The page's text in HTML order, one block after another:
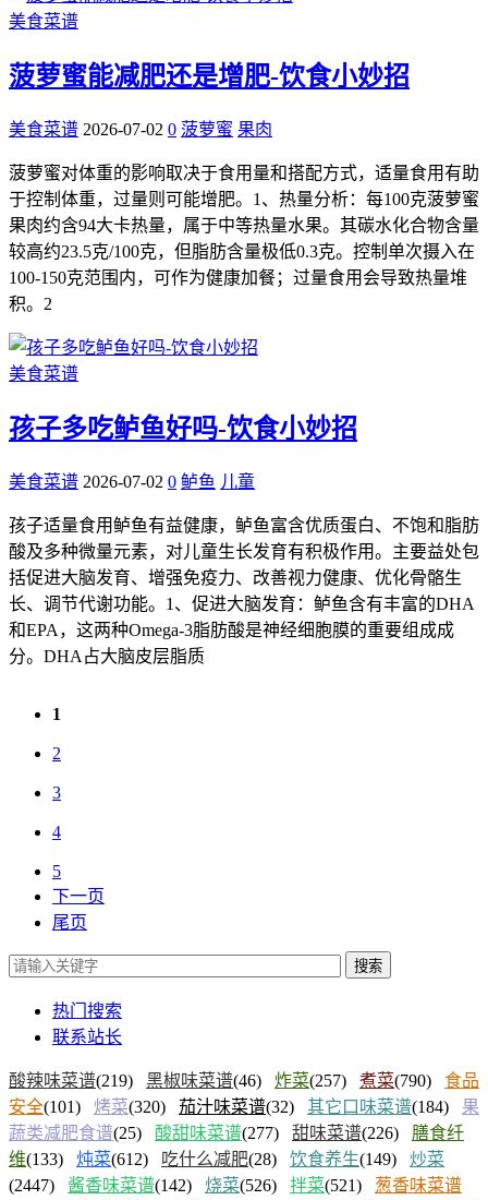
美食菜谱
菠萝蜜能减肥还是增肥-饮食小妙招
美食菜谱 2026-07-02 0 菠萝蜜 果肉
菠萝蜜对体重的影响取决于食用量和搭配方式，适量食用有助
于控制体重，过量则可能增肥。1、热量分析：每100克菠萝蜜
果肉约含94大卡热量，属于中等热量水果。其碳水化合物含量
较高约23.5克/100克，但脂肪含量极低0.3克。控制单次摄入在
100-150克范围内，可作为健康加餐；过量食用会导致热量堆
积。2
美食菜谱
孩子多吃鲈鱼好吗-饮食小妙招
美食菜谱 2026-07-02 0 鲈鱼 儿童
孩子适量食用鲈鱼有益健康，鲈鱼富含优质蛋白、不饱和脂肪
酸及多种微量元素，对儿童生长发育有积极作用。主要益处包
括促进大脑发育、增强免疫力、改善视力健康、优化骨骼生
长、调节代谢功能。1、促进大脑发育：鲈鱼含有丰富的DHA
和EPA，这两种Omega-3脂肪酸是神经细胞膜的重要组成成
分。DHA占大脑皮层脂质
1
2
3
4
5
下一页
尾页
搜索
热门搜索
联系站长
酸辣味菜谱(219) 黑椒味菜谱(46) 炸菜(257) 煮菜(790) 食品
安全(101) 烤菜(320) 茄汁味菜谱(32) 其它口味菜谱(184) 果
蔬类减肥食谱(25) 酸甜味菜谱(277) 甜味菜谱(226) 膳食纤
维(133) 炖菜(612) 吃什么减肥(28) 饮食养生(149) 炒菜
(2447) 酱香味菜谱(142) 烧菜(526) 拌菜(521) 葱香味菜谱